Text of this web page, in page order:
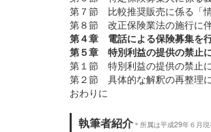
第７節 比較推奨販売に係る「
第８節 改正保険業法の施行に
第４章 電話による保険募集を
第５章 特別利益の提供の禁止
第１節 特別利益の提供の禁止
第２節 具体的な解釈の再整理
おわりに
執筆者紹介 ＊所属は平成29年６月現